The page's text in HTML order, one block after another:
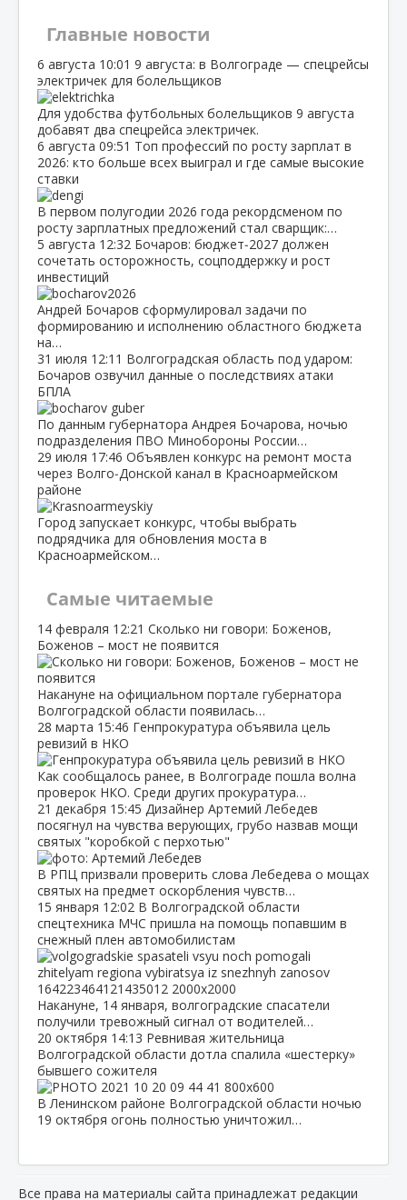
Главные новости
6 августа 10:01 9 августа: в Волгограде — спецрейсы
электричек для болельщиков
Для удобства футбольных болельщиков 9 августа
добавят два спецрейса электричек.
6 августа 09:51 Топ профессий по росту зарплат в
2026: кто больше всех выиграл и где самые высокие
ставки
В первом полугодии 2026 года рекордсменом по
росту зарплатных предложений стал сварщик:…
5 августа 12:32 Бочаров: бюджет‑2027 должен
сочетать осторожность, соцподдержку и рост
инвестиций
Андрей Бочаров сформулировал задачи по
формированию и исполнению областного бюджета
на…
31 июля 12:11 Волгоградская область под ударом:
Бочаров озвучил данные о последствиях атаки
БПЛА
По данным губернатора Андрея Бочарова, ночью
подразделения ПВО Минобороны России…
29 июля 17:46 Объявлен конкурс на ремонт моста
через Волго‑Донской канал в Красноармейском
районе
Город запускает конкурс, чтобы выбрать
подрядчика для обновления моста в
Красноармейском…
Самые читаемые
14 февраля 12:21 Сколько ни говори: Боженов,
Боженов – мост не появится
Накануне на официальном портале губернатора
Волгоградской области появилась…
28 марта 15:46 Генпрокуратура объявила цель
ревизий в НКО
Как сообщалось ранее, в Волгограде пошла волна
проверок НКО. Среди других прокуратура…
21 декабря 15:45 Дизайнер Артемий Лебедев
посягнул на чувства верующих, грубо назвав мощи
святых "коробкой с перхотью"
В РПЦ призвали проверить слова Лебедева о мощах
святых на предмет оскорбления чувств…
15 января 12:02 В Волгоградской области
спецтехника МЧС пришла на помощь попавшим в
снежный плен автомобилистам
Накануне, 14 января, волгоградские спасатели
получили тревожный сигнал от водителей…
20 октября 14:13 Ревнивая жительница
Волгоградской области дотла спалила «шестерку»
бывшего сожителя
В Ленинском районе Волгоградской области ночью
19 октября огонь полностью уничтожил…
Все права на материалы сайта принадлежат редакции